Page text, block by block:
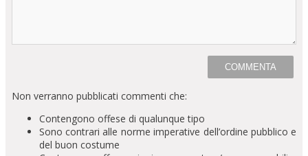
Non verranno pubblicati commenti che:
Contengono offese di qualunque tipo
Sono contrari alle norme imperative dell’ordine pubblico e
del buon costume